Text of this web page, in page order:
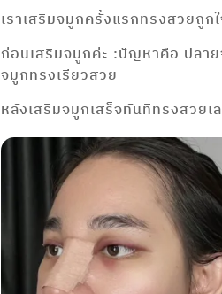
เราเสริมจมูกครั้งแรกทรงสวยถูก
ก่อนเสริมจมูกค่ะ :ปัญหาคือ ปลา
จมูกทรงเรียวสวย
หลังเสริมจมูกเสร็จทันทีทรงสวยเ